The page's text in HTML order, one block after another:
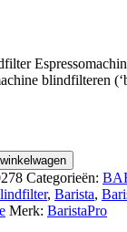
blindfilteren
Categorieën:
, Barista,
Merk: BaristaPro